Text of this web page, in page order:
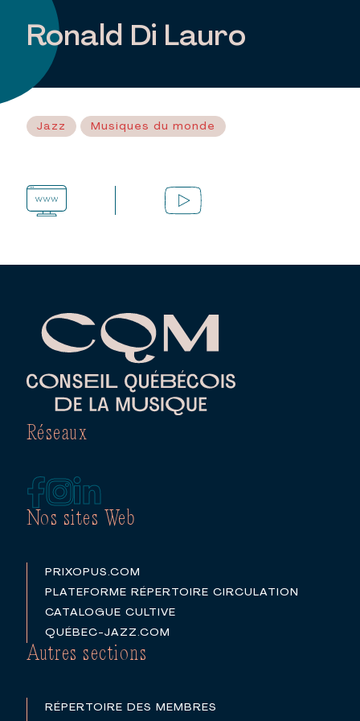
Ronald Di Lauro
Jazz Musiques du monde
Nos sites Web
PRIXOPUS.COM
PLATEFORME RÉPERTOIRE CIRCULATION
CATALOGUE CULTIVE
QUÉBEC-JAZZ.COM
Autres sections
RÉPERTOIRE DES MEMBRES
Réseaux